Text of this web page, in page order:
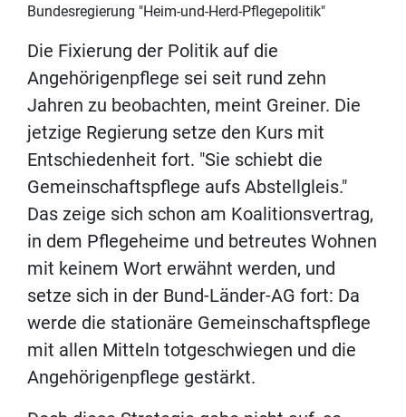
Bundesregierung "Heim-und-Herd-Pflegepolitik"
Die Fixierung der Politik auf die
Angehörigenpflege sei seit rund zehn
Jahren zu beobachten, meint Greiner. Die
jetzige Regierung setze den Kurs mit
Entschiedenheit fort. "Sie schiebt die
Gemeinschaftspflege aufs Abstellgleis."
Das zeige sich schon am Koalitionsvertrag,
in dem Pflegeheime und betreutes Wohnen
mit keinem Wort erwähnt werden, und
setze sich in der Bund-Länder-AG fort: Da
werde die stationäre Gemeinschaftspflege
mit allen Mitteln totgeschwiegen und die
Angehörigenpflege gestärkt.